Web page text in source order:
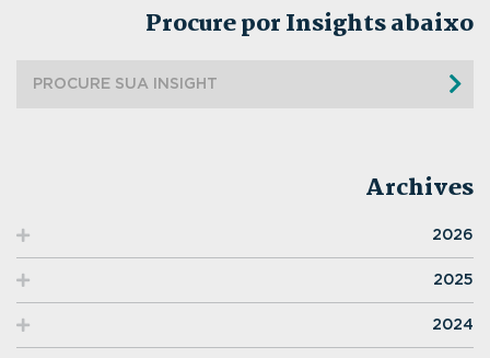
Procure por Insights abaixo
Archives
2026
2025
2024